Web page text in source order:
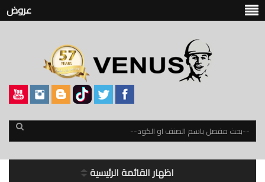
عروض
اظهار القائمة الرئيسية